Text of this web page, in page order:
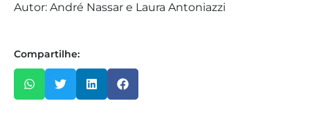
Autor: André Nassar e Laura Antoniazzi
Compartilhe: